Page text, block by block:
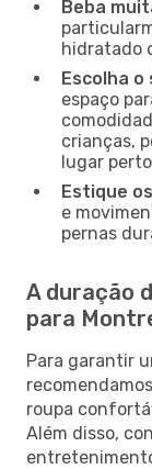
Beba
hidratado
Escolha
espaço
crianças,
lugar
Estique
e
pernas
A duração
para
Para garantir
roupa
Além disso,